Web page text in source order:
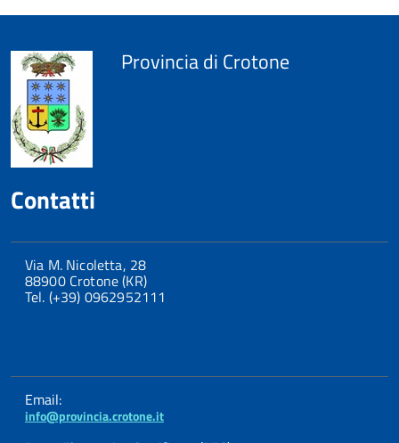
Provincia di Crotone
Contatti
Via M. Nicoletta, 28
88900 Crotone (KR)
Tel. (+39) 0962952111
Email:
info@provincia.crotone.it